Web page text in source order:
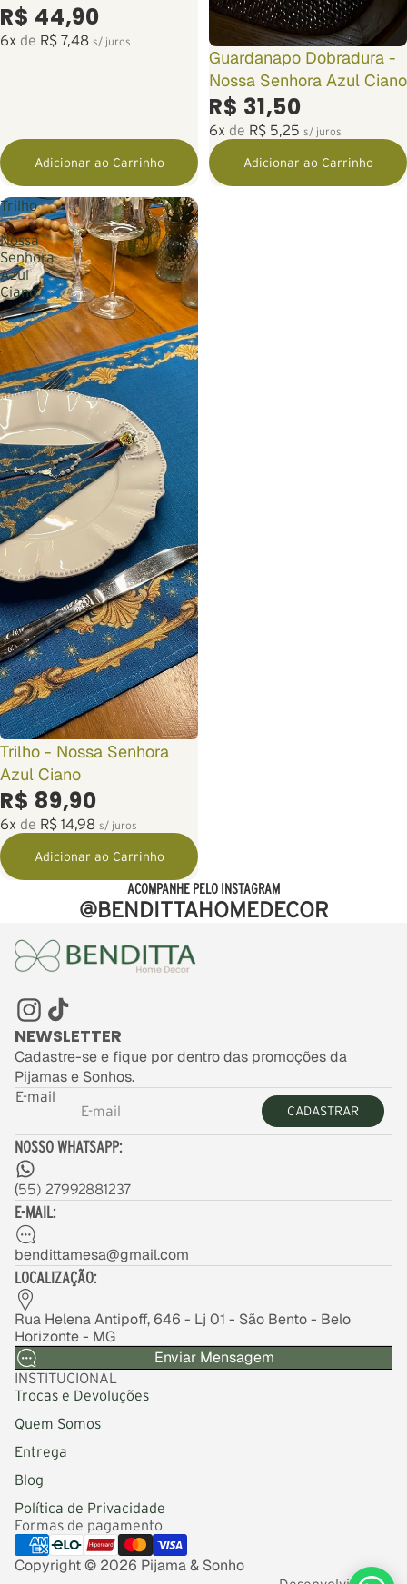
R$ 44,90
6x de R$ 7,48 s/ juros
Adicionar ao Carrinho
Guardanapo Dobradura -
Nossa Senhora Azul Ciano
R$ 31,50
6x de R$ 5,25 s/ juros
Adicionar ao Carrinho
Trilho
-
Nossa
Senhora
Azul
Ciano
Trilho - Nossa Senhora
Azul Ciano
R$ 89,90
6x de R$ 14,98 s/ juros
Adicionar ao Carrinho
ACOMPANHE PELO INSTAGRAM
@BENDITTAHOMEDECOR
NEWSLETTER
Cadastre-se e fique por dentro das promoções da
Pijamas e Sonhos.
E-mail
CADASTRAR
NOSSO WHATSAPP:
(55) 27992881237
E-MAIL:
bendittamesa@gmail.com
LOCALIZAÇÃO:
Rua Helena Antipoff, 646 - Lj 01 - São Bento - Belo
Horizonte - MG
Enviar Mensagem
INSTITUCIONAL
Trocas e Devoluções
Quem Somos
Entrega
Blog
Política de Privacidade
Formas de pagamento
Copyright © 2026 Pijama & Sonho